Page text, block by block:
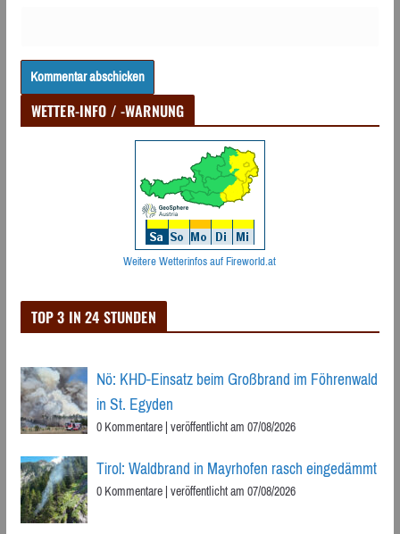
WETTER-INFO / -WARNUNG
Weitere Wetterinfos auf Fireworld.at
TOP 3 IN 24 STUNDEN
Nö: KHD-Einsatz beim Großbrand im Föhrenwald
in St. Egyden
0 Kommentare|veröffentlicht am 07/08/2026
Tirol: Waldbrand in Mayrhofen rasch eingedämmt
0 Kommentare|veröffentlicht am 07/08/2026